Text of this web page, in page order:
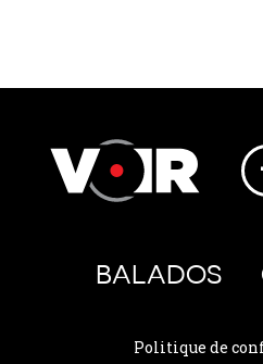
BALADOS
Politique de